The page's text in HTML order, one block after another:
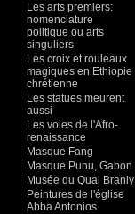
Les arts premiers:
nomenclature
politique ou arts
singuliers
Les croix et rouleaux
magiques en Ethiopie
chrétienne
Les statues meurent
aussi
Les voies de l'Afro-
renaissance
Masque Fang
Masque Punu, Gabon
Musée du Quai Branly
Peintures de l'église
Abba Antonios